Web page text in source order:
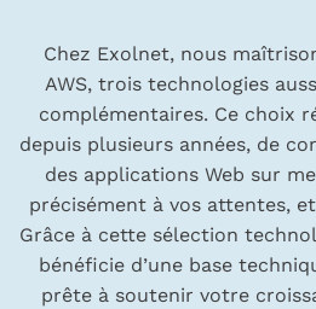
Chez Exolnet, nous
AWS, trois technologies
complémentaires. Ce choix
depuis plusieurs années, de
des applications Web sur
précisément à vos attentes,
Grâce à cette sélection
bénéficie d’une base
prête à soutenir votre